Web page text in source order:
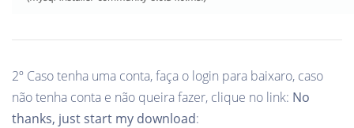
2º Caso tenha uma conta, faça o login para baixaro, caso
não tenha conta e não queira fazer, clique no link: No
thanks, just start my download: